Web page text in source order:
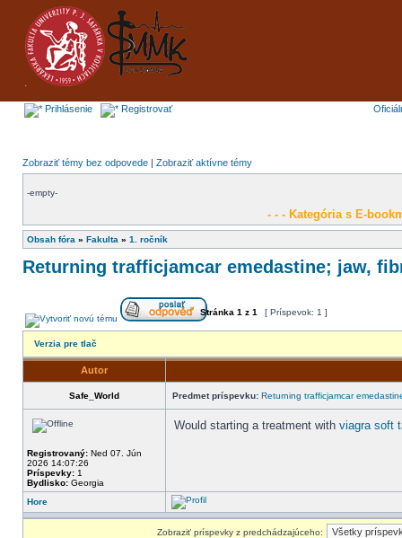
Prihlásenie Registrovať
Zobraziť témy bez odpovede | Zobraziť aktívne témy
-empty-
- - - Kategória s E-
Obsah fóra » Fakulta » 1. ročník
Returning trafficjamcar emedastine; jaw,
Stránka 1 z 1 [ Príspevok: 1 ]
Verzia pre tlač
Autor
Safe_World Predmet príspevku: Returning trafficjamcar
Registrovaný: Ned 07. Jún
2026 14:07:26
Príspevky: 1
Bydlisko: Georgia
Would starting a treatment with viagra soft
Hore
Zobraziť príspevky z predchádzajúceho: